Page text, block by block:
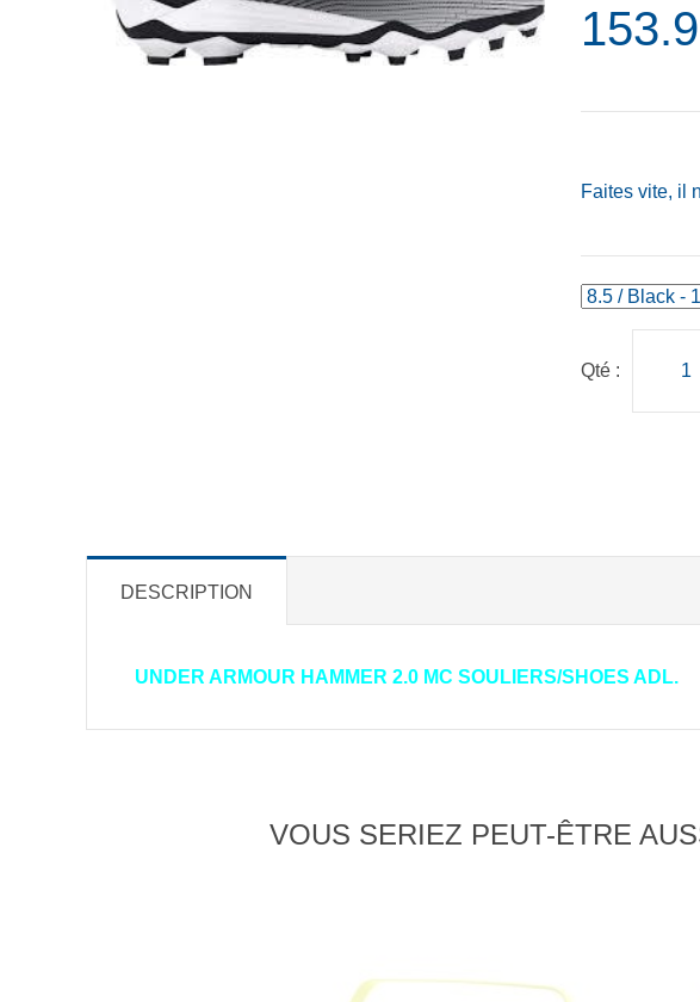
Faites vite, il
Qté :
DESCRIPTION
UNDER ARMOUR HAMMER 2.0 MC SOULIERS/SHOES ADL.
VOUS SERIEZ PEUT-ÊTRE